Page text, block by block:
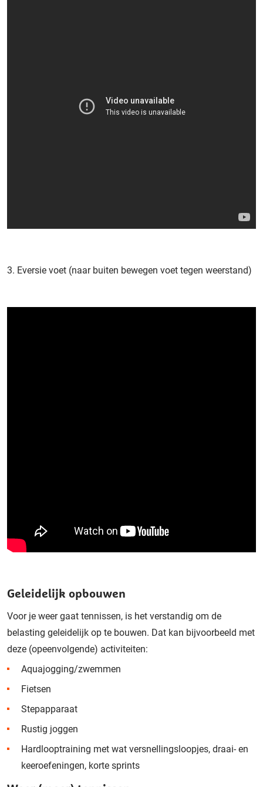
3. Eversie voet (naar buiten bewegen voet tegen weerstand)
Geleidelijk opbouwen
Voor je weer gaat tennissen, is het verstandig om de
belasting geleidelijk op te bouwen. Dat kan bijvoorbeeld met
deze (opeenvolgende) activiteiten:
Aquajogging/zwemmen
Fietsen
Stepapparaat
Rustig joggen
Hardlooptraining met wat versnellingsloopjes, draai- en
keeroefeningen, korte sprints